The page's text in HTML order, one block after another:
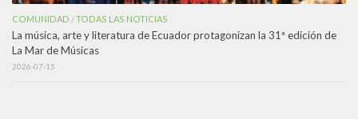
COMUNIDAD /TODAS LAS NOTICIAS
La música, arte y literatura de Ecuador protagonizan la 31ª edición de
La Mar de Músicas
2026-07-15